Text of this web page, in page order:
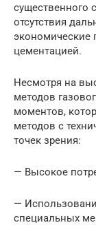
существенного
отсутствия
экономические
цементацией.
Несмотря на
методов
моментов,
методов с
точек зрения:
— Высокое
—
специальных